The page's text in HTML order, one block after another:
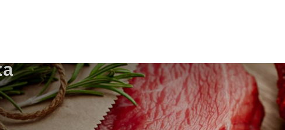
attivamente alla ricerca di caratteristiche specifiche (impronte
sui cookie.
usufruire del servizio richiesto, per personalizzare contenuti ed
traffico. Condividiamo inoltre informazioni sul modo in cui l’utente
dati web, pubblicità e social media, i quali potrebbero combinarle